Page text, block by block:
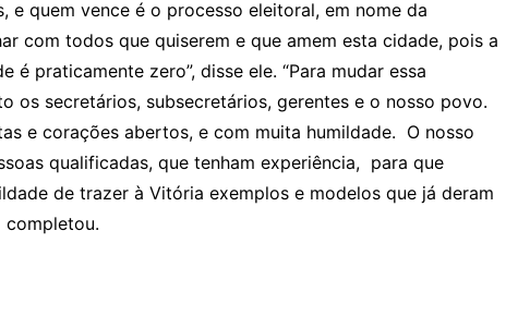
e quem vence é o processo eleitoral, em nome da
com todos que quiserem e que amem esta cidade, pois a
praticamente zero”, disse ele. “Para mudar essa
os secretários, subsecretários, gerentes e o nosso povo.
e corações abertos, e com muita humildade. O nosso
qualificadas, que tenham experiência, para que
de trazer à Vitória exemplos e modelos que já deram
completou.